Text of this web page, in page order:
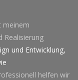
meinem
Realisierung
und Entwicklung,
helfen wir